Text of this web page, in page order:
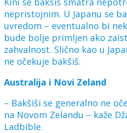
nepristojnim. U Japanu se
uvredom – eventualno bi
bude bolje primljen ako
zahvalnost. Slično kao u
ne očekuje bakšiš.
Australija i Novi Zeland
– Bakšiši se generalno ne
na Novom Zelandu – kaže
Ladbible.